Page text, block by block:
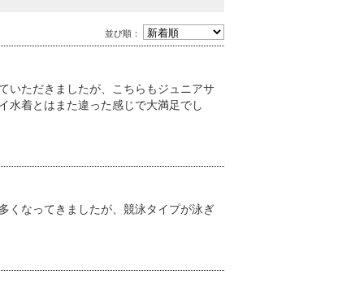
並び順：
いただきましたが、こちらもジュニアサ
水着とはまた違った感じで大満足でし
くなってきましたが、競泳タイプが泳ぎ